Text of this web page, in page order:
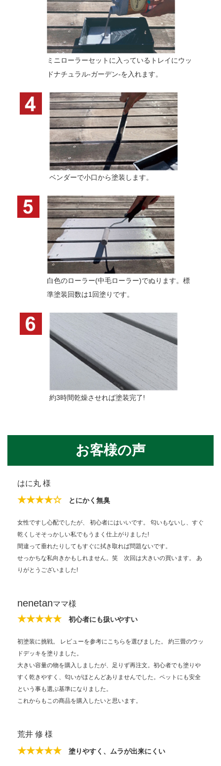
ミニローラーセットに入っているトレイにウッ
ドナチュラル-ガーデン-を入れます。
ベンダーで小口から塗装します。
白色のローラー(中毛ローラー)でぬります。標
準塗装回数は1回塗りです。
約3時間乾燥させれば塗装完了!
お客様の声
はに丸 様
★★★★☆ とにかく無臭
女性ですし心配でしたが、 初心者にはいいです。 匂いもないし、すぐ
乾くしそそっかしい私でもうまく仕上がりました!
間違って垂れたりしてもすぐに拭き取れば問題ないです。
せっかちな私向きかもしれません。笑 次回は大きいの買います。 あ
りがとうございました!
nenetanママ様
★★★★★ 初心者にも扱いやすい
初塗装に挑戦。 レビューを参考にこちらを選びました。 約三畳のウッ
ドデッキを塗りました。
大きい容量の物を購入しましたが、足りず再注文。初心者でも塗りや
すく乾きやすく、匂いがほとんどありませんでした。ペットにも安全
という事も選ぶ基準になりました。
これからもこの商品を購入したいと思います。
荒井 修 様
★★★★★ 塗りやすく、ムラが出来にくい